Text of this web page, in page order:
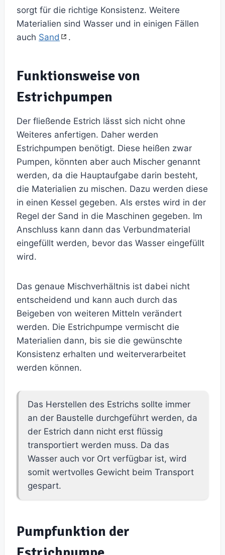
sorgt für die richtige Konsistenz. Weitere
Materialien sind Wasser und in einigen Fällen
auch Sand .
Funktionsweise von
Estrichpumpen
Der fließende Estrich lässt sich nicht ohne
Weiteres anfertigen. Daher werden
Estrichpumpen benötigt. Diese heißen zwar
Pumpen, könnten aber auch Mischer genannt
werden, da die Hauptaufgabe darin besteht,
die Materialien zu mischen. Dazu werden diese
in einen Kessel gegeben. Als erstes wird in der
Regel der Sand in die Maschinen gegeben. Im
Anschluss kann dann das Verbundmaterial
eingefüllt werden, bevor das Wasser eingefüllt
wird.
Das genaue Mischverhältnis ist dabei nicht
entscheidend und kann auch durch das
Beigeben von weiteren Mitteln verändert
werden. Die Estrichpumpe vermischt die
Materialien dann, bis sie die gewünschte
Konsistenz erhalten und weiterverarbeitet
werden können.
Das Herstellen des Estrichs sollte immer
an der Baustelle durchgeführt werden, da
der Estrich dann nicht erst flüssig
transportiert werden muss. Da das
Wasser auch vor Ort verfügbar ist, wird
somit wertvolles Gewicht beim Transport
gespart.
Pumpfunktion der